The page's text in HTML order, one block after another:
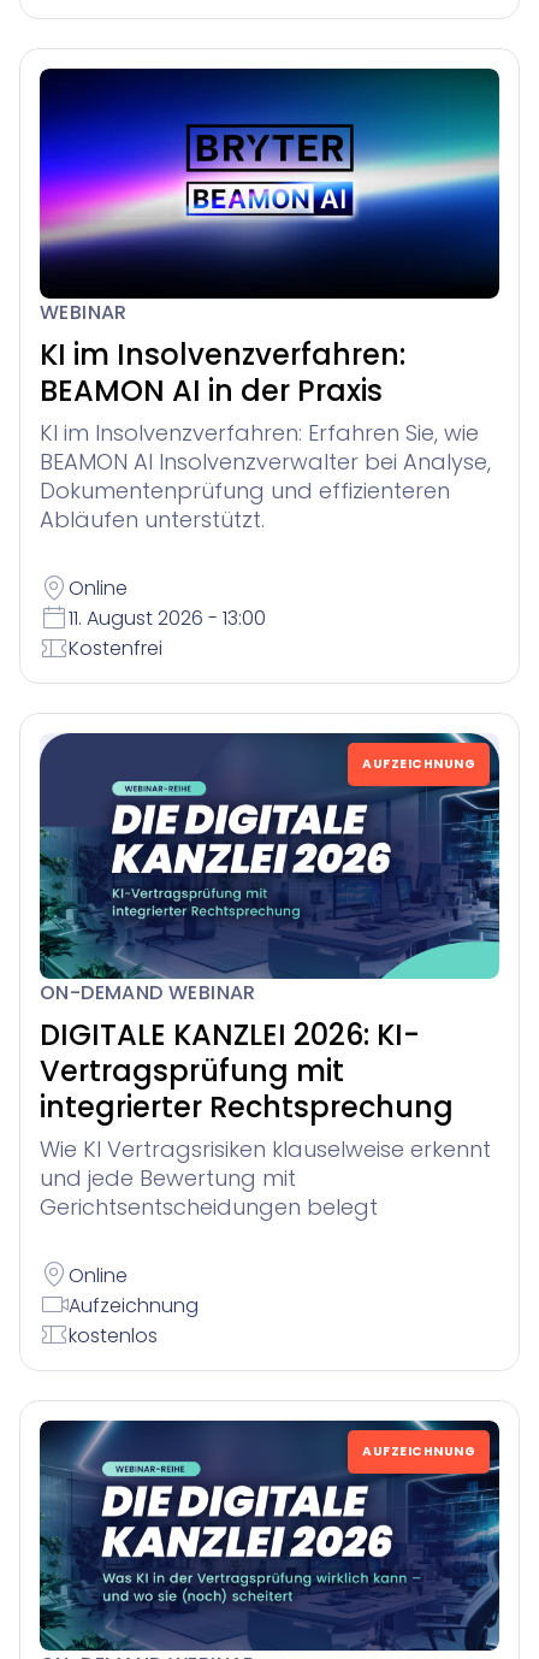
WEBINAR
KI im Insolvenzverfahren:
BEAMON AI in der Praxis
KI im Insolvenzverfahren: Erfahren Sie, wie
BEAMON AI Insolvenzverwalter bei Analyse,
Dokumentenprüfung und effizienteren
Abläufen unterstützt.
Online
11. August 2026 - 13:00
Kostenfrei
AUFZEICHNUNG
ON-DEMAND WEBINAR
DIGITALE KANZLEI 2026: KI-
Vertragsprüfung mit
integrierter Rechtsprechung
Wie KI Vertragsrisiken klauselweise erkennt
und jede Bewertung mit
Gerichtsentscheidungen belegt
Online
Aufzeichnung
kostenlos
AUFZEICHNUNG